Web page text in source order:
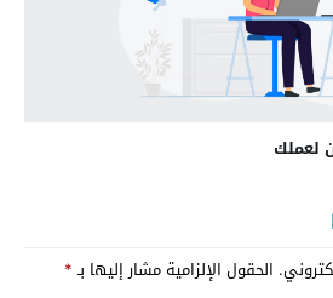
لعملك
الحقول الإلزامية مشار إليها بـ*